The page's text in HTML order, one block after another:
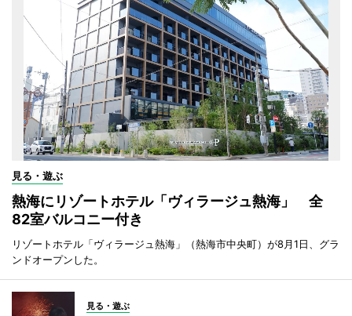
見る・遊ぶ
熱海にリゾートホテル「ヴィラージュ熱海」 全
82室バルコニー付き
リゾートホテル「ヴィラージュ熱海」（熱海市中央町）が8月1日、グラ
ンドオープンした。
見る・遊ぶ